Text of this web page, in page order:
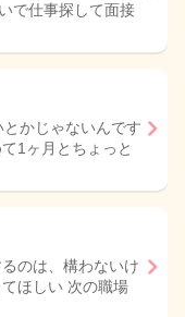
で仕事探して面接
とかじゃないんです
1ヶ月とちょっと
のは、構わないけ
ほしい 次の職場